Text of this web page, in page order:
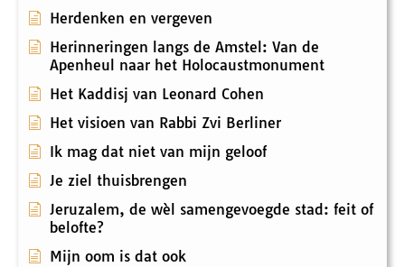
Herdenken en vergeven
Herinneringen langs de Amstel: Van de
Apenheul naar het Holocaustmonument
Het Kaddisj van Leonard Cohen
Het visioen van Rabbi Zvi Berliner
Ik mag dat niet van mijn geloof
Je ziel thuisbrengen
Jeruzalem, de wèl samengevoegde stad: feit of
belofte?
Mijn oom is dat ook